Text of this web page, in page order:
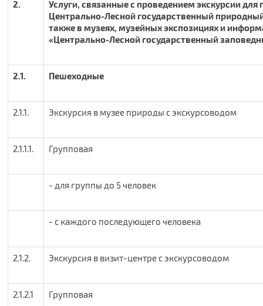
2.
Услуги, связанные с проведением экскурсии для
Центрально-Лесной государственный
также в музеях, музейных экспозициях и
«Центрально-Лесной государственный
2.1. Пешеходные
2.1.1. Экскурсия в музее природы с экскурсоводом
2.1.1.1. Групповая
- для группы до 5 человек
- с каждого последующего человека
2.1.2. Экскурсия в визит-центре с экскурсоводом
2.1.2.1 Групповая